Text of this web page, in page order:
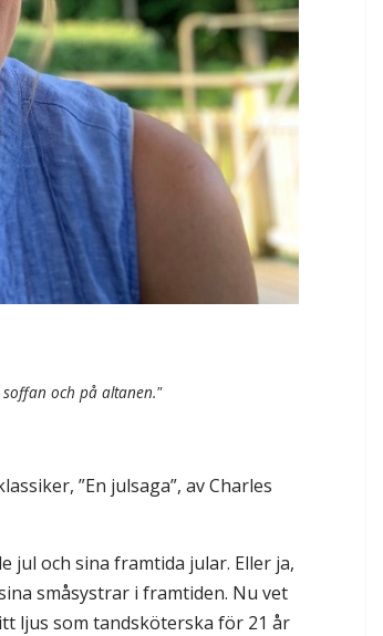
och på altanen."
”En julsaga”, av Charles
jul och sina framtida jular. Eller ja,
småsystrar i framtiden. Nu vet
ljus som tandsköterska för 21 år